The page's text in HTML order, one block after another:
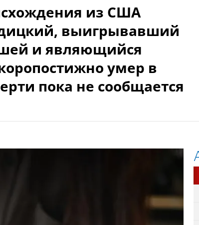
из США
выигрывавший
и являющийся
умер в
пока не сообщается